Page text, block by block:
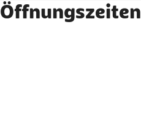
Öffnungszeiten